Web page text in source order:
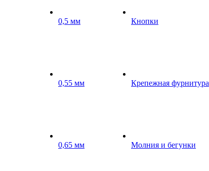
0,5 мм
0,55 мм
0,65 мм
Кнопки
Крепежная фурнитура
Молния и бегунки